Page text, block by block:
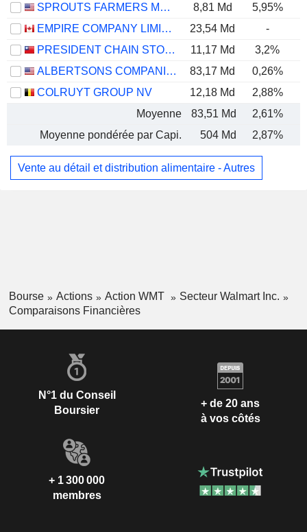
SPROUTS FARMERS MARKET, INC.
8,81 Md 5,95%
EMPIRE COMPANY LIMITED
23,54 Md -
PRESIDENT CHAIN STORE CORPORATION
11,17 Md 3,2%
ALBERTSONS COMPANIES, INC.
83,17 Md 0,26%
COLRUYT GROUP NV
12,18 Md
2,88%
Moyenne
83,51 Md
2,61%
Moyenne pondérée par Capi.
504 Md 2,87%
Vente au détail et distribution alimentaire - Autres
Bourse Actions Action WMT
Secteur Walmart Inc.
Comparaisons Financières
N°1 du Conseil
Boursier
+ de 20 ans
à vos côtés
+ 1 300 000
membres